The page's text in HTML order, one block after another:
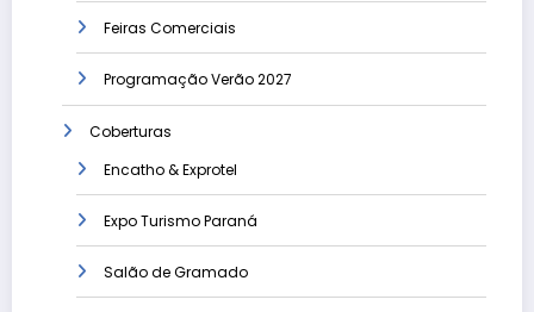
Feiras Comerciais
Programação Verão 2027
Coberturas
Encatho & Exprotel
Expo Turismo Paraná
Salão de Gramado